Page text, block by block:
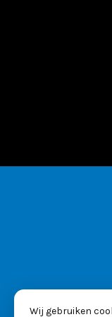
Wij gebruiken